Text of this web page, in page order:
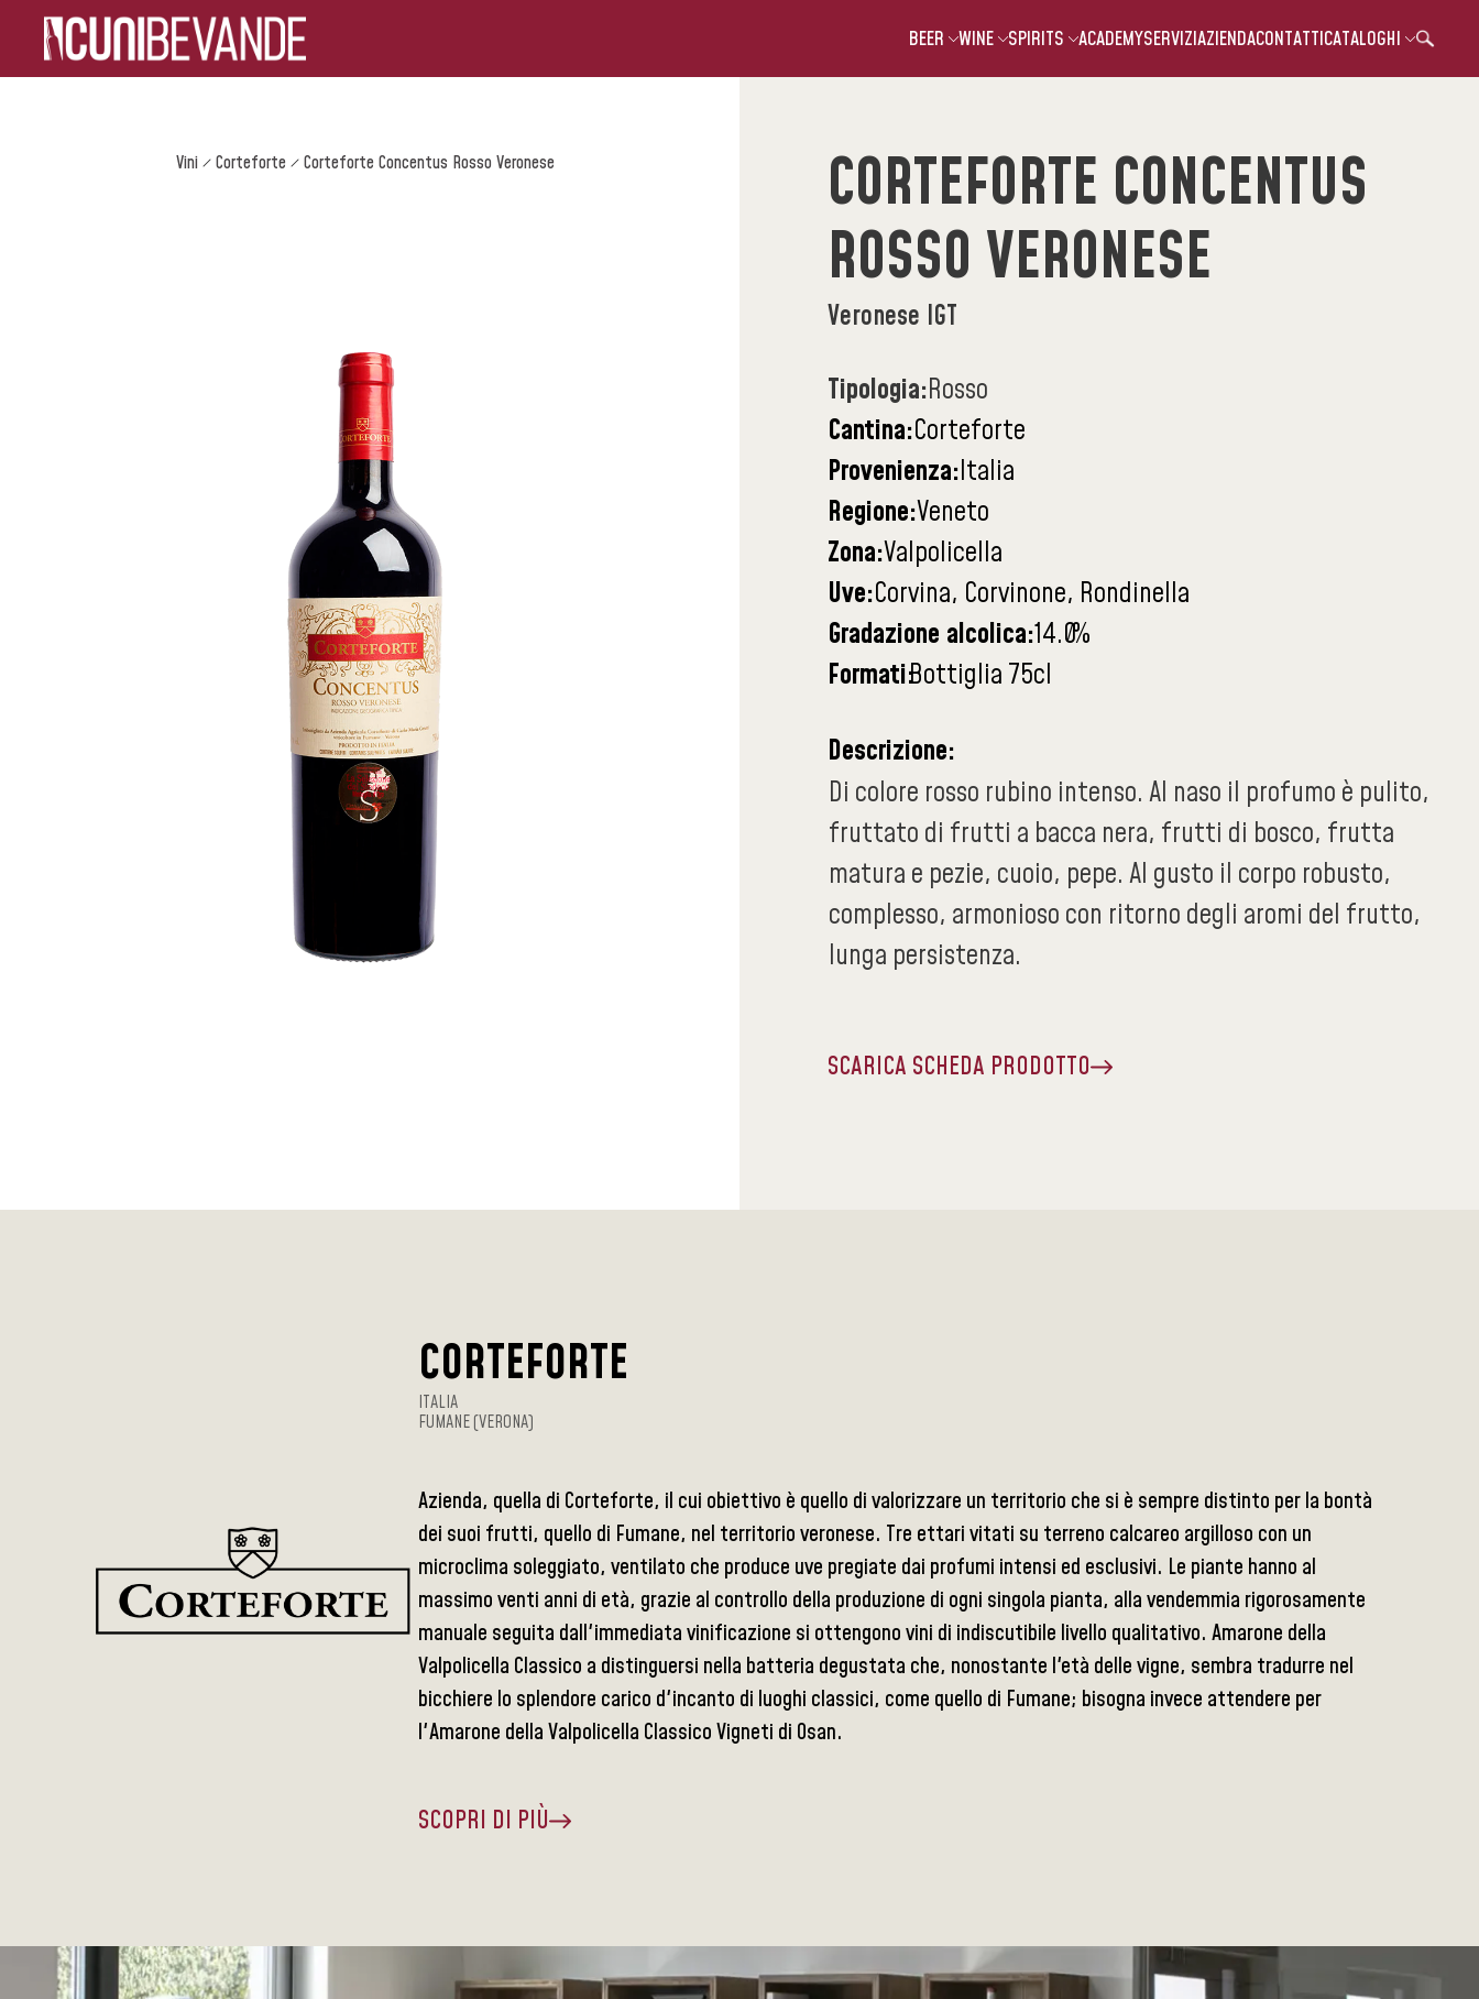
BEER WINE SPIRITS ACADEMYSERVIZIAZIENDACONTATTICATALOGHI
Vini Corteforte Corteforte Concentus Rosso Veronese
CORTEFORTE CONCENTUS
ROSSO VERONESE
Veronese IGT
Tipologia:Rosso
Cantina:Corteforte
Provenienza:Italia
Regione:Veneto
Zona:Valpolicella
Uve:Corvina, Corvinone, Rondinella
Gradazione alcolica:14.0%
Formati:Bottiglia 75cl
Descrizione:
Di colore rosso rubino intenso. Al naso il profumo è pulito,
fruttato di frutti a bacca nera, frutti di bosco, frutta
matura e pezie, cuoio, pepe. Al gusto il corpo robusto,
complesso, armonioso con ritorno degli aromi del frutto,
lunga persistenza.
SCARICA SCHEDA PRODOTTO
CORTEFORTE
ITALIA
FUMANE (VERONA)
Azienda, quella di Corteforte, il cui obiettivo è quello di valorizzare un territorio che si è sempre distinto per la bontà
dei suoi frutti, quello di Fumane, nel territorio veronese. Tre ettari vitati su terreno calcareo argilloso con un
microclima soleggiato, ventilato che produce uve pregiate dai profumi intensi ed esclusivi. Le piante hanno al
massimo venti anni di età, grazie al controllo della produzione di ogni singola pianta, alla vendemmia rigorosamente
manuale seguita dall'immediata vinificazione si ottengono vini di indiscutibile livello qualitativo. Amarone della
Valpolicella Classico a distinguersi nella batteria degustata che, nonostante l'età delle vigne, sembra tradurre nel
bicchiere lo splendore carico d'incanto di luoghi classici, come quello di Fumane; bisogna invece attendere per
l'Amarone della Valpolicella Classico Vigneti di Osan.
SCOPRI DI PIÙ